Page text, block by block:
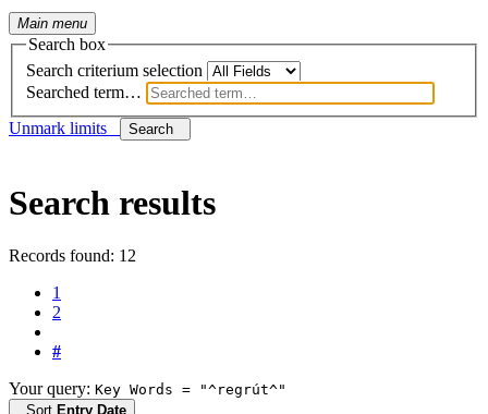
Main menu
Search box
Search criterium selection
Searched term…
Unmark limits
Search
Search results
Records found: 12
1
2
#
Your query: Key Words = "^regrút^"
Sort Entry Date